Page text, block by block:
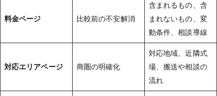
料金ページ 比較前の不安解消
含まれるもの、含
まれないもの、変
動条件、相談導線
対応エリアページ 商圏の明確化
対応地域、近隣式
場、搬送や相談の
流れ